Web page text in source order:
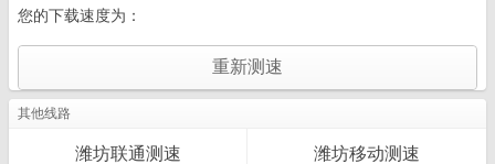
您的下载速度为：
其他线路
潍坊联通测速 潍坊移动测速